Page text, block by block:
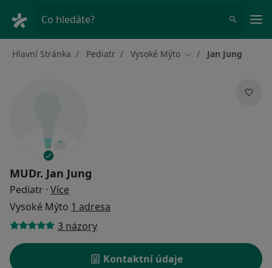
Co hledáte?
Hlavní Stránka Pediatr Vysoké Mýto Změna města
Jan Jung
MUDr. Jan Jung
Pediatr · Více
Vysoké Mýto 1 adresa
3 názory
Kontaktní údaje